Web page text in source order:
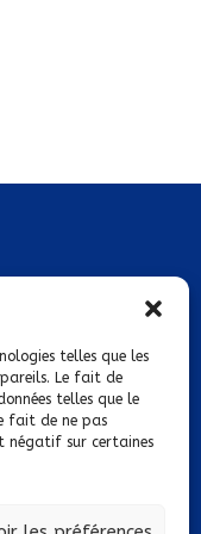
telles que les
Le fait de
telles que le
fait de ne pas
négatif sur certaines